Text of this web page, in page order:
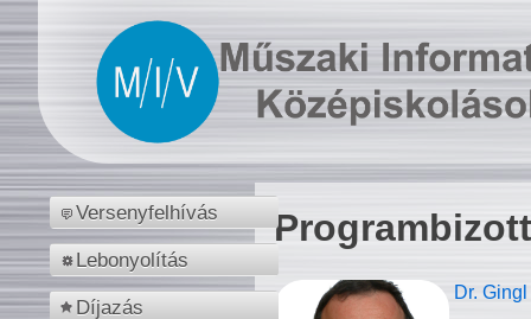
Versenyfelhívás
Lebonyolítás
Díjazás
Dr.